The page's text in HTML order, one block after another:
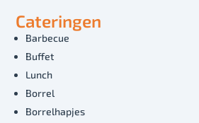
Cateringen
Barbecue
Buffet
Lunch
Borrel
Borrelhapjes